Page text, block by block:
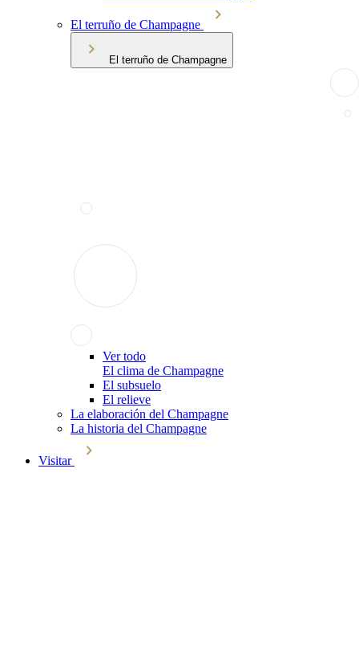
El terruño de Champagne
El terruño de Champagne
Ver todo
El clima de Champagne
El subsuelo
El relieve
La elaboración del Champagne
La historia del Champagne
Visitar